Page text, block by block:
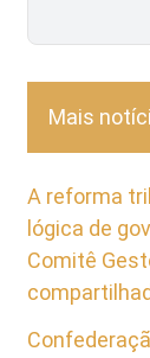
Mais
A reforma
lógica de
Comitê